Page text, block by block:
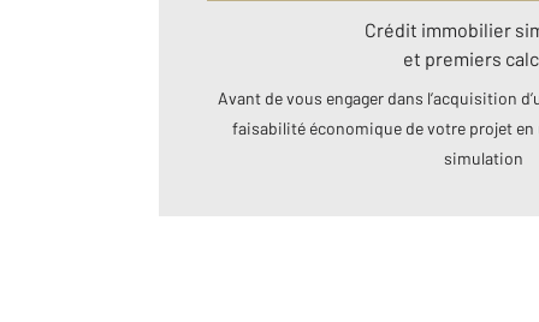
Crédit immobilier
et premiers
Avant de vous engager dans l’acquisition
faisabilité économique de votre projet
simulation